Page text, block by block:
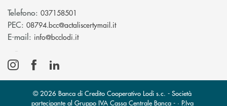
Telefono: 037158501
PEC: 08794.bcc@actaliscertymail.it(si apre l’app di posta
E-mail: info@bcclodi.it(si apre l’app di posta elettronica)
© 2026 Banca di Credito Cooperativo Lodi s.c. - Società
partecipante al Gruppo IVA Cassa Centrale Banca - · P.Iva